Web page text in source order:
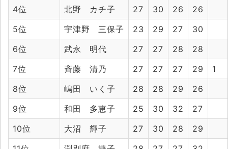
4位
北野 カチ子 27 30 26
26
5位
宇津野 三保子 23 29 27
30
6位
武永 明代 27 27 28
28
7位
斉藤 清乃 27 27 27 29
1
8位
嶋田 いく子 28 28 29
26
9位
和田 多恵子 25 30 32
27
10位
大沼 輝子 27 30 28
29